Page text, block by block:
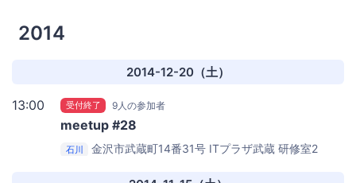
2014
2014-12-20（土）
13:00 受付終了 9人の参加者
meetup #28
石川 金沢市武蔵町14番31号 ITプラザ武蔵 研修室2